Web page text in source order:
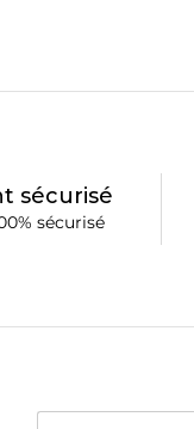
sécurisé
sécurisé